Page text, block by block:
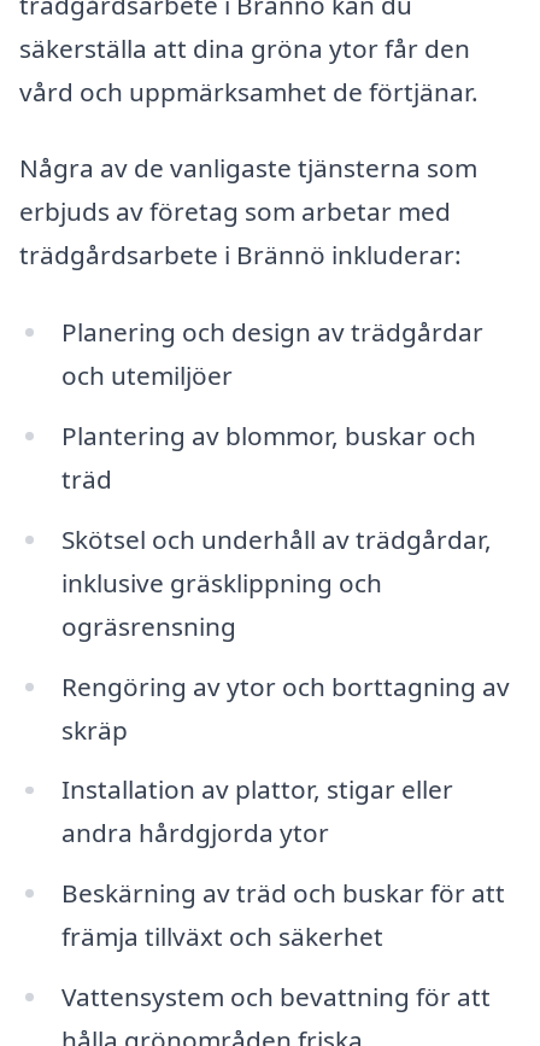
säkerställa att dina gröna ytor får den
vård och uppmärksamhet de förtjänar.
Några av de vanligaste tjänsterna som
erbjuds av företag som arbetar med
trädgårdsarbete i Brännö inkluderar:
Planering och design av trädgårdar
och utemiljöer
Plantering av blommor, buskar och
träd
Skötsel och underhåll av trädgårdar,
inklusive gräsklippning och
ogräsrensning
Rengöring av ytor och borttagning av
skräp
Installation av plattor, stigar eller
andra hårdgjorda ytor
Beskärning av träd och buskar för att
främja tillväxt och säkerhet
Vattensystem och bevattning för att